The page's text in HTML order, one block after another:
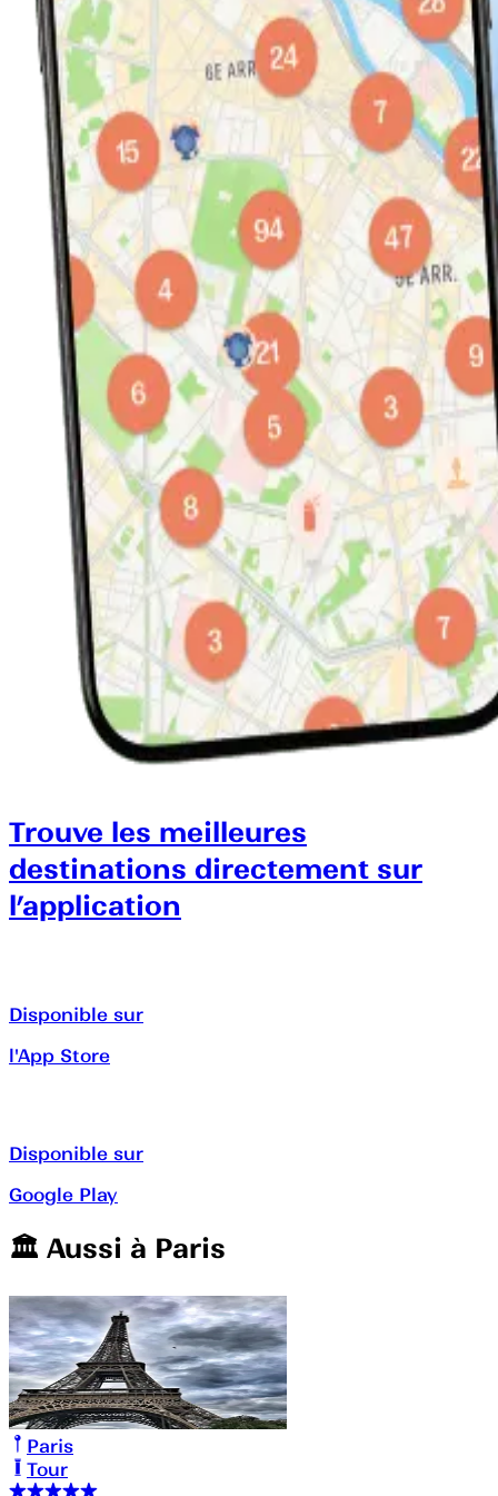
Trouve les meilleures
destinations directement sur
l’application
Disponible sur
l'App Store
Disponible sur
Google Play
🏛️️ Aussi à Paris
Paris
Tour